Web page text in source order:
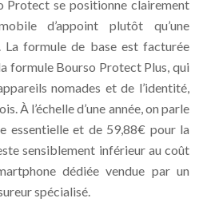
Protect se positionne clairement
d’appoint plutôt qu’une
La formule de base est facturée
formule Bourso Protect Plus, qui
nomades et de l’identité,
À l’échelle d’une année, on parle
essentielle et de 59,88€ pour la
sensiblement inférieur au coût
dédiée vendue par un
spécialisé.